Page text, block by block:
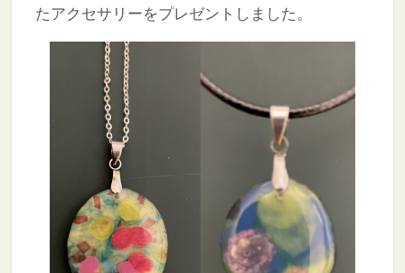
たアクセサリーをプレゼントしました。